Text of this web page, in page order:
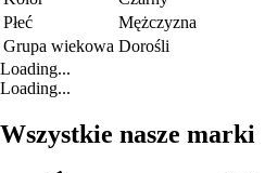
Płeć
Mężczyzna
Grupa wiekowa Dorośli
Loading...
Loading...
Wszystkie nasze marki